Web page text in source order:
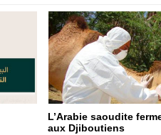
L’Arabie saoudite
aux Djiboutiens